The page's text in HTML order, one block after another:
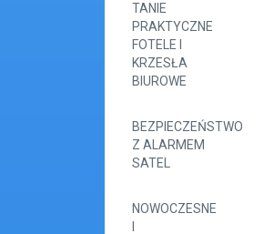
TANIE
PRAKTYCZNE
FOTELE I
KRZESŁA
BIUROWE
BEZPIECZEŃSTWO
Z ALARMEM
SATEL
NOWOCZESNE